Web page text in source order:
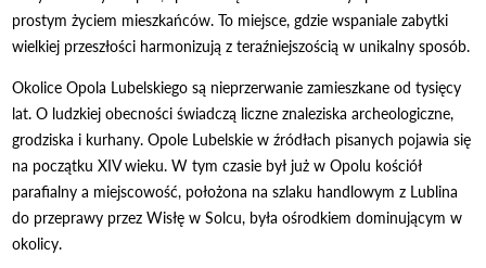
prostym życiem mieszkańców. To miejsce, gdzie wspaniale zabytki
wielkiej przeszłości harmonizują z teraźniejszością w unikalny sposób.
Okolice Opola Lubelskiego są nieprzerwanie zamieszkane od tysięcy
lat. O ludzkiej obecności świadczą liczne znaleziska archeologiczne,
grodziska i kurhany. Opole Lubelskie w źródłach pisanych pojawia się
na początku XIV wieku. W tym czasie był już w Opolu kościół
parafialny a miejscowość, położona na szlaku handlowym z Lublina
do przeprawy przez Wisłę w Solcu, była ośrodkiem dominującym w
okolicy.